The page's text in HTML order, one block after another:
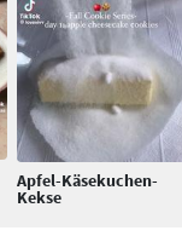
Apfel-Käsekuchen-
Kekse